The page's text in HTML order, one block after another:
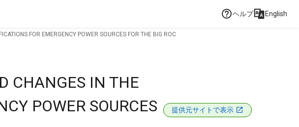
ヘルプ English
FOR EMERGENCY POWER SOURCES FOR THE BIG ROC
CHANGES IN THE
POWER SOURCES
提供元サイトで表示